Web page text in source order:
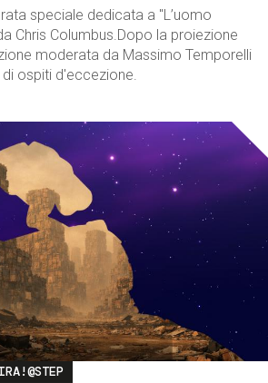
speciale dedicata a "L’uomo
Chris Columbus.Dopo la proiezione
moderata da Massimo Temporelli
ospiti d'eccezione.